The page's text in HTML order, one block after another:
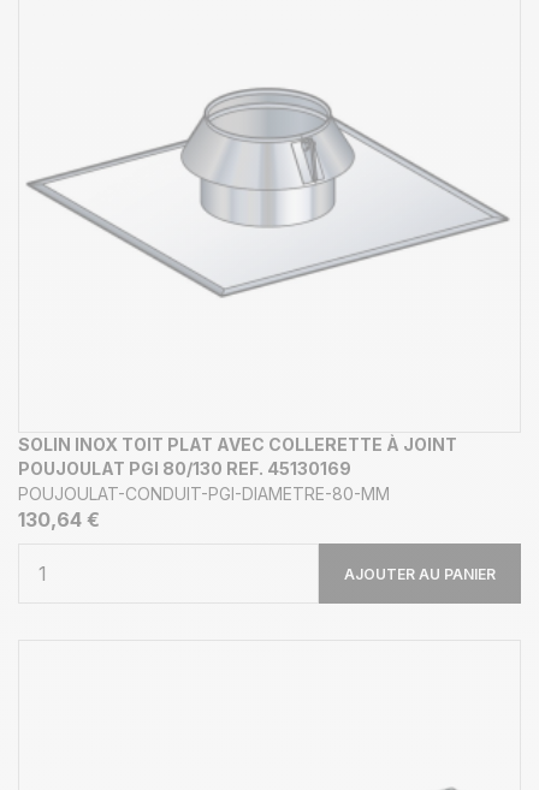
SOLIN INOX TOIT PLAT AVEC COLLERETTE À JOINT
POUJOULAT PGI 80/130 REF. 45130169
POUJOULAT-CONDUIT-PGI-DIAMETRE-80-MM
130,64 €
AJOUTER AU PANIER